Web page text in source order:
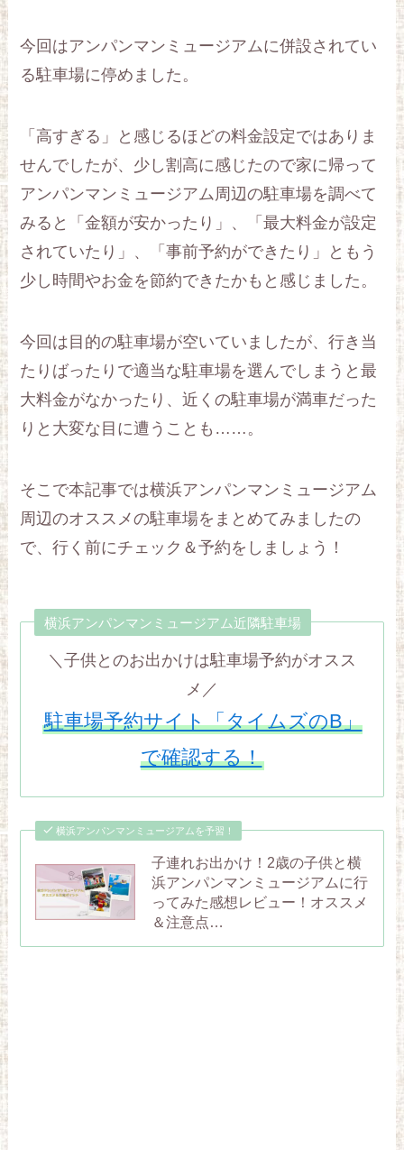
今回はアンパンマンミュージアムに併設されてい
る駐車場に停めました。
「高すぎる」と感じるほどの料金設定ではありま
せんでしたが、少し割高に感じたので家に帰って
アンパンマンミュージアム周辺の駐車場を調べて
みると「金額が安かったり」、「最大料金が設定
されていたり」、「事前予約ができたり」ともう
少し時間やお金を節約できたかもと感じました。
今回は目的の駐車場が空いていましたが、行き当
たりばったりで適当な駐車場を選んでしまうと最
大料金がなかったり、近くの駐車場が満車だった
りと大変な目に遭うことも……。
そこで本記事では横浜アンパンマンミュージアム
周辺のオススメの駐車場をまとめてみましたの
で、行く前にチェック＆予約をしましょう！
横浜アンパンマンミュージアム近隣駐車場
＼子供とのお出かけは駐車場予約がオスス
メ／
駐車場予約サイト「タイムズのB」
で確認する！
横浜アンパンマンミュージアムを予習！
子連れお出かけ！2歳の子供と横
浜アンパンマンミュージアムに行
ってみた感想レビュー！オススメ
＆注意点…